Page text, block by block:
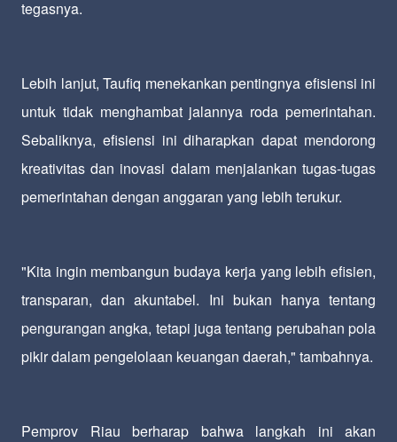
tegasnya.
Lebih lanjut, Taufiq menekankan pentingnya efisiensi ini
untuk tidak menghambat jalannya roda pemerintahan.
Sebaliknya, efisiensi ini diharapkan dapat mendorong
kreativitas dan inovasi dalam menjalankan tugas-tugas
pemerintahan dengan anggaran yang lebih terukur.
"Kita ingin membangun budaya kerja yang lebih efisien,
transparan, dan akuntabel. Ini bukan hanya tentang
pengurangan angka, tetapi juga tentang perubahan pola
pikir dalam pengelolaan keuangan daerah," tambahnya.
Pemprov Riau berharap bahwa langkah ini akan